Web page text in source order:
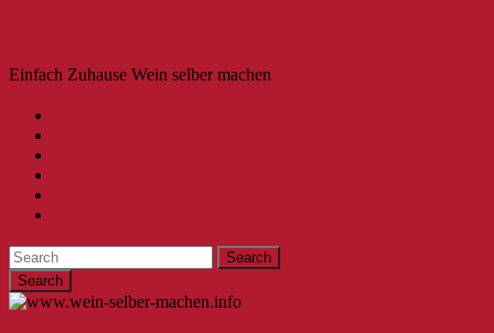
Einfach Zuhause Wein selber machen
Search